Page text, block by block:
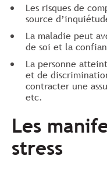
Les risques de
source
La maladie peut
de soi et la
La personne
et de
contracter une
etc.
Les
stress